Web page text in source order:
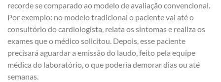
recorde se comparado ao modelo de avaliação convencional.
Por exemplo: no modelo tradicional o paciente vai até o
consultório do cardiologista, relata os sintomas e realiza os
exames que o médico solicitou. Depois, esse paciente
precisará aguardar a emissão do laudo, feito pela equipe
médica do laboratório, o que poderia demorar dias ou até
semanas.